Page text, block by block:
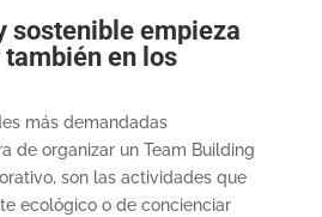
sostenible empieza
en los
más demandadas
de organizar un Team Building
son las actividades que
ecológico o de concienciar